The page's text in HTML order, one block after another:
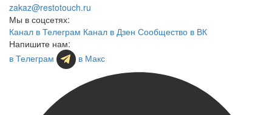
zakaz@restotouch.ru
Мы в соцсетях:
Канал в Телеграм Канал в Дзен Сообщество в ВК
Напишите нам:
в Телеграм
в Макс